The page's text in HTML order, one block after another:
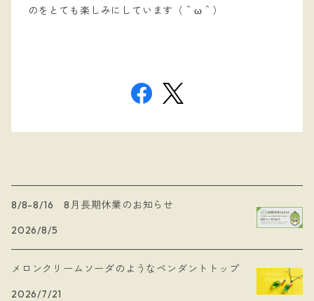
のをとても楽しみにしています（＾ω＾）
8/8-8/16 8月長期休業のお知らせ
2026/8/5
メロンクリームソーダのようなペンダントトップ
2026/7/21